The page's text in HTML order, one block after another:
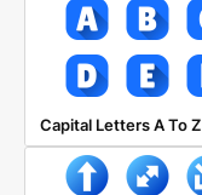
Capital Letters A To Z